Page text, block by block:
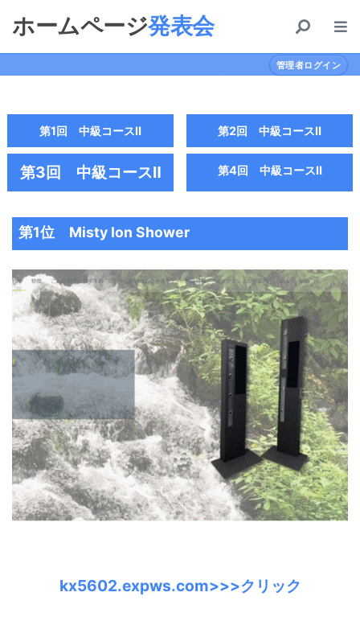
ホームページ発表会
管理者ログイン
第1回 中級コースⅡ 第2回 中級コースⅡ
第3回 中級コースⅡ 第4回 中級コースⅡ
第1位 Misty Ion Shower
kx5602.expws.com>>>クリック
HOME